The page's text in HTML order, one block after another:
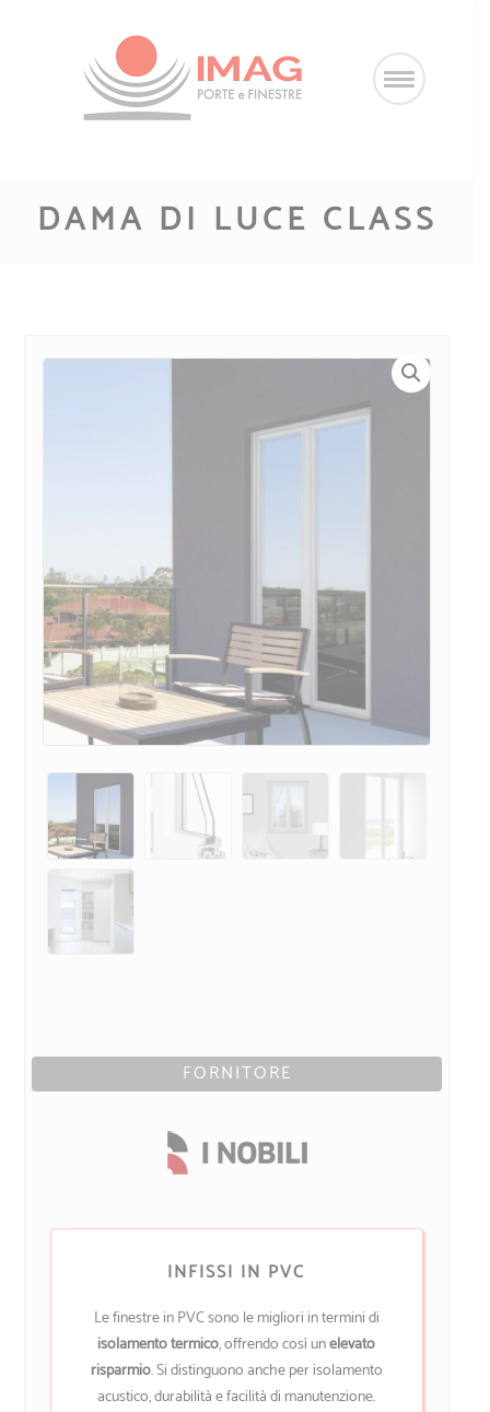
DAMA DI LUCE CLASS
FORNITORE
INFISSI IN PVC
Le finestre in PVC sono le migliori in termini di
isolamento termico, offrendo così unelevato
risparmio. Si distinguono anche per isolamento
acustico, durabilità e facilità di manutenzione.